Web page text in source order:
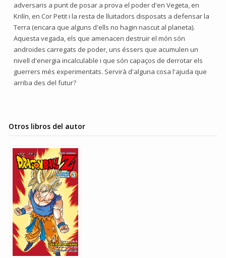
adversaris a punt de posar a prova el poder d'en Vegeta, en
Krilín, en Cor Petit i la resta de lluitadors disposats a defensar la
Terra (encara que alguns d'ells no hagin nascut al planeta).
Aquesta vegada, els que amenacen destruir el món són
androides carregats de poder, uns éssers que acumulen un
nivell d'energia incalculable i que són capaços de derrotar els
guerrers més experimentats. Servirà d'alguna cosa l'ajuda que
arriba des del futur?
Otros libros del autor